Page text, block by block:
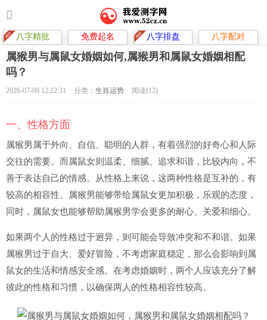
八字精批 免费起名 八字排盘 八字配对
属猴男与属鼠女婚姻如何,属猴男和属鼠女婚姻相配
吗？
2026-07-09 12:22:31 分类： 生肖运势 阅读(13)
一、性格方面
属猴男属于外向、自信、聪明的人群，有着强烈的好奇心和人际
交往的需要。而属鼠女则温柔、细腻、追求和谐，比较内向，不
善于表达自己的情感。从性格上来说，这两种性格是互补的，有
较高的相容性。属猴男能够带给属鼠女更加积极，乐观的态度，
同时，属鼠女也能够帮助属猴男学会更多的耐心、关爱和细心。
如果两个人的性格过于迥异，则可能会导致冲突和不和谐。如果
属猴男过于自大、爱好冒险，不考虑家庭稳定，那么会影响到属
鼠女的生活和情感安全感。在考虑婚姻时，两个人应该充分了解
彼此的性格和习惯，以确保两人的性格相容性较高。